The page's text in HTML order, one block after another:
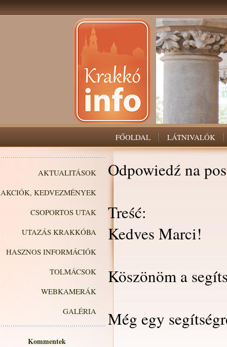
FŐOLDAL LÁTNIVALÓK
AKTUALITÁSOK
AKCIÓK, KEDVEZMÉNYEK
CSOPORTOS UTAK
UTAZÁS KRAKKÓBA
HASZNOS INFORMÁCIÓK
TOLMÁCSOK
WEBKAMERÁK
GALÉRIA
Kommentek
Odpowiedź na
Treść:
Kedves Marci!
Köszönöm a
Még egy